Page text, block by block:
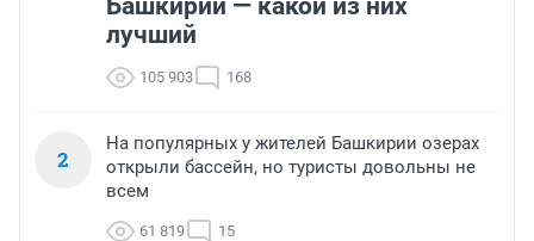
лучший
105 903 168
2
На популярных у жителей Башкирии озерах
открыли бассейн, но туристы довольны не
всем
61 819 15